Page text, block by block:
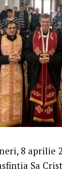
8 aprilie
Sa